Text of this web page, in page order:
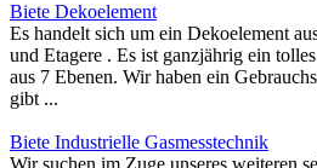
Biete Dekoelement
Es handelt sich um ein Dekoelement
und Etagere . Es ist ganzjährig ein
aus 7 Ebenen. Wir haben ein
gibt ...
Biete Industrielle Gasmesstechnik
Wir suchen im Zuge unseres weiteren